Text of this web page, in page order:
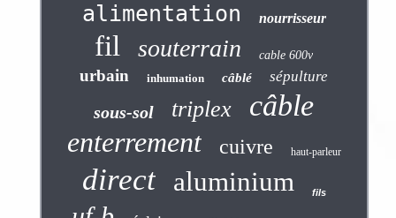
alimentation nourrisseur
fil souterrain cable 600v
urbain inhumation câblé sépulture
sous-sol triplex câble
enterrement cuivre haut-parleur
direct aluminium fils